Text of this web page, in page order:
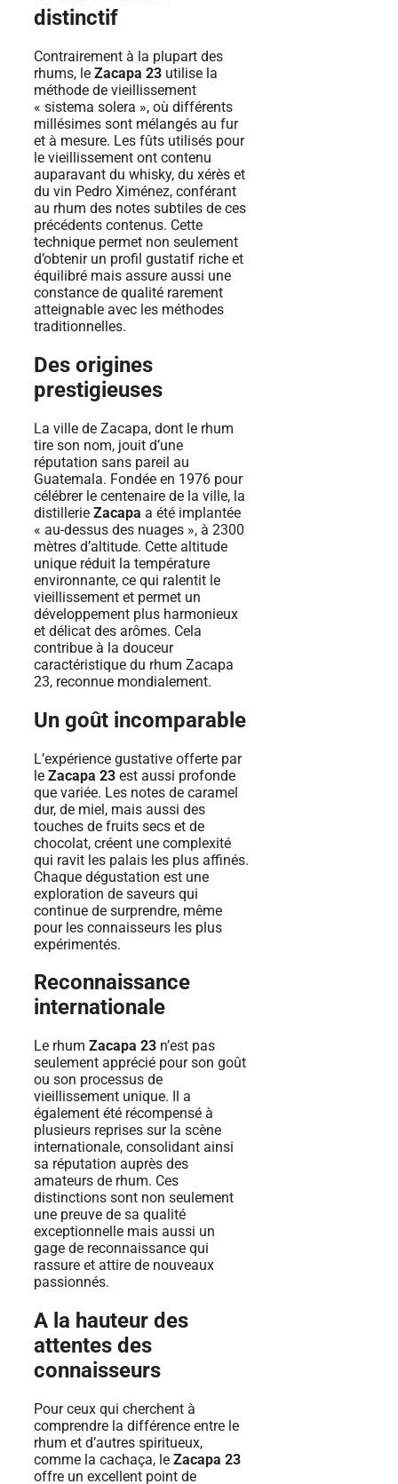
distinctif
Contrairement à la plupart des
rhums, le Zacapa 23 utilise la
méthode de vieillissement
« sistema solera », où différents
millésimes sont mélangés au fur
et à mesure. Les fûts utilisés pour
le vieillissement ont contenu
auparavant du whisky, du xérès et
du vin Pedro Ximénez, conférant
au rhum des notes subtiles de ces
précédents contenus. Cette
technique permet non seulement
d’obtenir un profil gustatif riche et
équilibré mais assure aussi une
constance de qualité rarement
atteignable avec les méthodes
traditionnelles.
Des origines
prestigieuses
La ville de Zacapa, dont le rhum
tire son nom, jouit d’une
réputation sans pareil au
Guatemala. Fondée en 1976 pour
célébrer le centenaire de la ville, la
distillerie Zacapa a été implantée
« au-dessus des nuages », à 2300
mètres d’altitude. Cette altitude
unique réduit la température
environnante, ce qui ralentit le
vieillissement et permet un
développement plus harmonieux
et délicat des arômes. Cela
contribue à la douceur
caractéristique du rhum Zacapa
23, reconnue mondialement.
Un goût incomparable
L’expérience gustative offerte par
le Zacapa 23 est aussi profonde
que variée. Les notes de caramel
dur, de miel, mais aussi des
touches de fruits secs et de
chocolat, créent une complexité
qui ravit les palais les plus affinés.
Chaque dégustation est une
exploration de saveurs qui
continue de surprendre, même
pour les connaisseurs les plus
expérimentés.
Reconnaissance
internationale
Le rhum Zacapa 23 n’est pas
seulement apprécié pour son goût
ou son processus de
vieillissement unique. Il a
également été récompensé à
plusieurs reprises sur la scène
internationale, consolidant ainsi
sa réputation auprès des
amateurs de rhum. Ces
distinctions sont non seulement
une preuve de sa qualité
exceptionnelle mais aussi un
gage de reconnaissance qui
rassure et attire de nouveaux
passionnés.
A la hauteur des
attentes des
connaisseurs
Pour ceux qui cherchent à
comprendre la différence entre le
rhum et d’autres spiritueux,
comme la cachaça, le Zacapa 23
offre un excellent point de